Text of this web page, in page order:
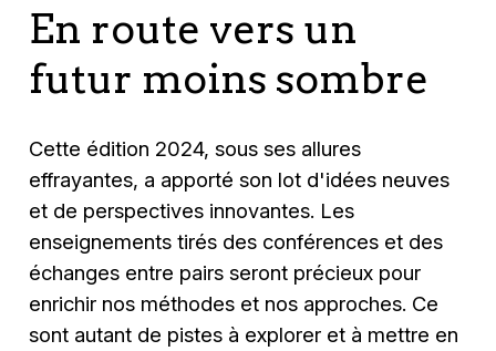
En route vers un
futur moins sombre
Cette édition 2024, sous ses allures
effrayantes, a apporté son lot d'idées neuves
et de perspectives innovantes. Les
enseignements tirés des conférences et des
échanges entre pairs seront précieux pour
enrichir nos méthodes et nos approches. Ce
sont autant de pistes à explorer et à mettre en